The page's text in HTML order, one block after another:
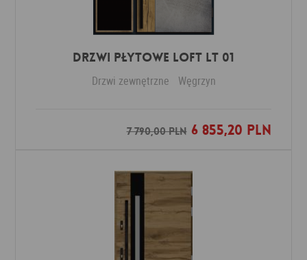
DRZWI PŁYTOWE LOFT LT 01
Drzwi zewnętrzne Węgrzyn
7 790,00 PLN6 855,20 PLN
Dodaj do ulubionych